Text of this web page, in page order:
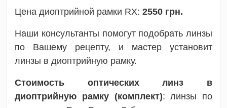
Цена диоптрийной рамки RX: 2550 грн.
Наши консультанты помогут подобрать линзы
по Вашему рецепту, и мастер установит
линзы в диоптрийную рамку.
Стоимость оптических линз в
диоптрийную рамку (комплект): линзы по